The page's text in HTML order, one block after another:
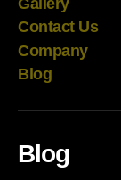
Contact Us
Company
Blog
Blog